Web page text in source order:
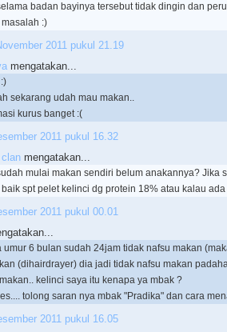
badan bayinya tersebut tidak dingin dan
:)
2011 pukul 21.19
mengatakan...
sekarang udah mau makan..
kurus banget :(
2011 pukul 16.32
mengatakan...
mulai makan sendiri belum anakannya? Jika
spt pelet kelinci dg protein 18% atau kalau
2011 pukul 00.01
umur 6 bulan sudah 24jam tidak nafsu makan
(dihairdrayer) dia jadi tidak nafsu makan
kelinci saya itu kenapa ya mbak ?
tolong saran nya mbak "Pradika" dan cara
2011 pukul 16.05